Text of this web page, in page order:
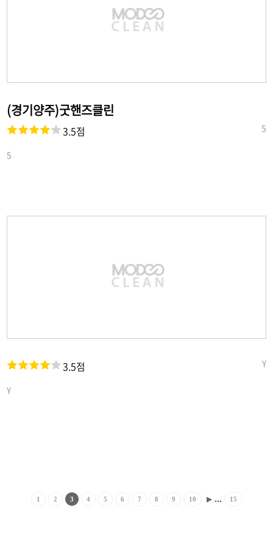
(경기양주)굿핸즈클린
3.5점 5
5
3.5점 Y
Y
1 2 3 4 5 6 7 8 9 10 ▶... 15